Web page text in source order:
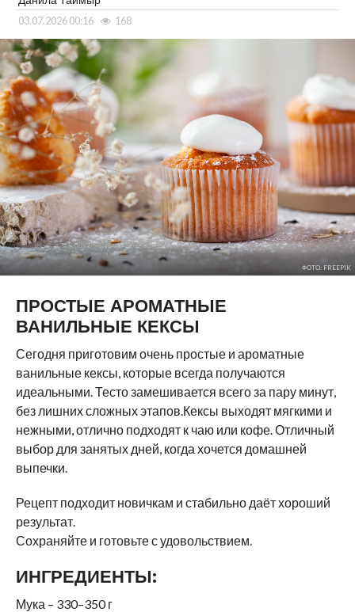
03.07.2026 00:16 168
ФОТО: FREEPIK
ПРОСТЫЕ АРОМАТНЫЕ
ВАНИЛЬНЫЕ КЕКСЫ
Сегодня приготовим очень простые и ароматные
ванильные кексы, которые всегда получаются
идеальными. Тесто замешивается всего за пару минут,
без лишних сложных этапов.Кексы выходят мягкими и
нежными, отлично подходят к чаю или кофе. Отличный
выбор для занятых дней, когда хочется домашней
выпечки.
Рецепт подходит новичкам и стабильно даёт хороший
результат.
Сохраняйте и готовьте с удовольствием.
ИНГРЕДИЕНТЫ:
Мука – 330–350 г